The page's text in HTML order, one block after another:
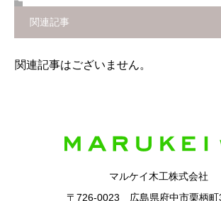
関連記事
関連記事はございません。
マルケイ木工株式会社
〒726-0023 広島県府中市栗柄町